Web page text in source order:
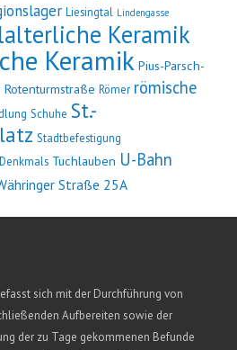
Liesingtal Lindengasse
Keramik
Keramik Pius-Parsch-
Rotenturmstraße Römer römische
Schuhe St.-
Stadtbefestigung
Tuchlauben U-Bahn
Straße 25A
sich mit der Durchführung von
Aufbereiten sowie der
der zu Tage gekommenen Befunde